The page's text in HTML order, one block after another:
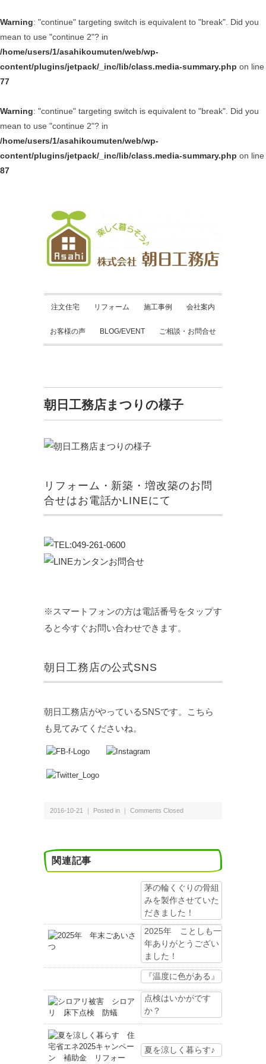
Warning: "continue" targeting switch is equivalent to "break". Did you
mean to use "continue 2"? in
/home/users/1/asahikoumuten/web/wp-
content/plugins/jetpack/_inc/lib/class.media-summary.php on line
77
Warning: "continue" targeting switch is equivalent to "break". Did you
mean to use "continue 2"? in
/home/users/1/asahikoumuten/web/wp-
content/plugins/jetpack/_inc/lib/class.media-summary.php on line
87
注文住宅 リフォーム 施工事例 会社案内
お客様の声 BLOG/EVENT ご相談・お問合せ
朝日工務店まつりの様子
リフォーム・新築・増改築のお問
合せはお電話かLINEにて
※スマートフォンの方は電話番号をタップす
ると今すぐお問い合わせできます。
朝日工務店の公式SNS
朝日工務店がやっているSNSです。こちら
も見てみてくださいね。
2016-10-21 ｜ Posted in ｜ Comments Closed
関連記事
茅の輪くぐりの骨組
みを製作させていた
だきました！
2025年 ことしも一
年ありがとうござい
ました！
『温度に色がある』
点検はいかがです
か？
夏を涼しく暮らす♪